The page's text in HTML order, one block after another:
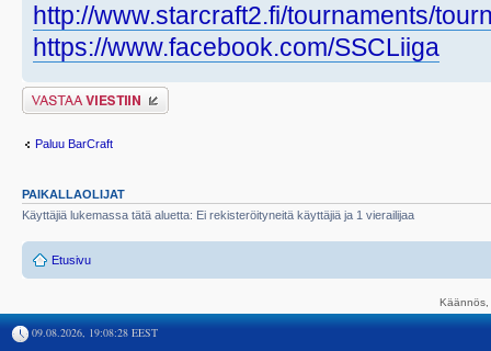
http://www.starcraft2.fi/tournaments/
https://www.facebook.com/SSCLiiga
Lähetä vastaus
Paluu BarCraft
PAIKALLAOLIJAT
Käyttäjiä lukemassa tätä aluetta: Ei rekisteröityneitä käyttäjiä ja 1 vierailijaa
Etusivu
09.08.2026, 19:08:28 EEST